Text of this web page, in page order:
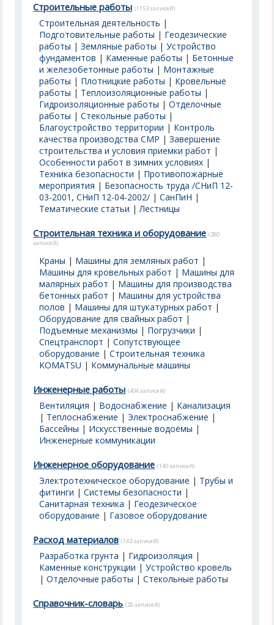
Строительные работы (1153 записей)
Строительная деятельность |
Подготовительные работы | Геодезические
работы |Земляные работы |Устройство
фундаментов | Каменные работы | Бетонные
и железобетонные работы | Монтажные
работы | Плотницкие работы | Кровельные
работы | Теплоизоляционные работы |
Гидроизоляционные работы |Отделочные
работы |Стекольные работы |
Благоустройство территории | Контроль
качества производства СМР |Завершение
строительства и условия приемки работ |
Особенности работ в зимних условиях |
Техника безопасности | Противопожарные
мероприятия | Безопасность труда /СНиП 12-
03-2001, СНиП 12-04-2002/ |СанПиН |
Тематические статьи |Лестницы
Строительная техника и оборудование (280
записей)
Краны | Машины для земляных работ |
Машины для кровельных работ | Машины для
малярных работ | Машины для производства
бетонных работ | Машины для устройства
полов | Машины для штукатурных работ |
Оборудование для свайных работ |
Подъемные механизмы | Погрузчики |
Спецтранспорт |Сопутствующее
оборудование |Строительная техника
KOMATSU | Коммунальные машины
Инженерные работы (404 записей)
Вентиляция | Водоснабжение | Канализация
| Теплоснабжение |Электроснабжение |
Бассейны | Искусственные водоёмы |
Инженерные коммуникации
Инженерное оборудование (140 записей)
Электротехническое оборудование | Трубы и
фитинги |Системы безопасности |
Санитарная техника | Геодезическое
оборудование | Газовое оборудование
Расход материалов (143 записей)
Разработка грунта | Гидроизоляция |
Каменные конструкции |Устройство кровель
|Отделочные работы |Стекольные работы
Справочник-словарь (28 записей)